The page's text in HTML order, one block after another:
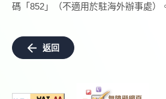
碼「852」（不適用於駐海外辦事處）
返回